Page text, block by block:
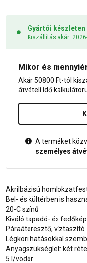
Gyártói készleten
Kiszállítás akár:
Mikor és
Akár 50800 Ft-tól
átvételi idő
A terméket
személyes
Akrilbázisú
Bel- és kültérben is
20-C színű
Kiváló tapadó- és
Páraáteresztő, víztaszító
Légköri hatásokkal
Anyagszükséglet: két
5 l/vödör